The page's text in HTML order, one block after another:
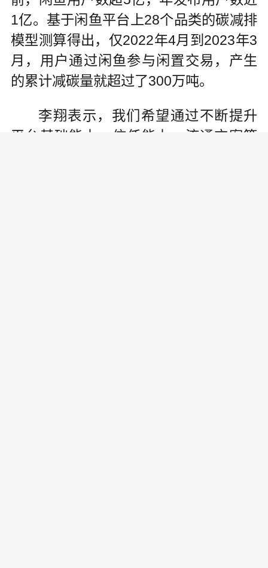
1亿。基于闲鱼平台上28个品类的碳减排
模型测算得出，仅2022年4月到2023年3
月，用户通过闲鱼参与闲置交易，产生
的累计减碳量就超过了300万吨。
李翔表示，我们希望通过不断提升
平台基础能力、信任能力、流通方案等